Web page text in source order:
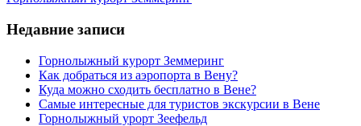
Недавние записи
Горнолыжный курорт Земмеринг
Как добраться из аэропорта в Вену?
Куда можно сходить бесплатно в Вене?
Самые интересные для туристов экскурсии в Вене
Горнолыжный урорт Зеефельд